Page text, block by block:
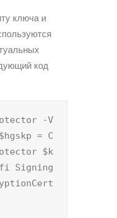
ключа и
код
-V
= C
$k
Signing